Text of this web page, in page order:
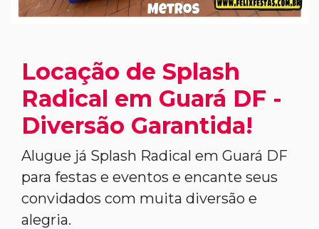
Locação de Splash
Radical em Guará DF -
Diversão Garantida!
Alugue já Splash Radical em Guará DF
para festas e eventos e encante seus
convidados com muita diversão e
alegria.